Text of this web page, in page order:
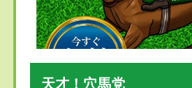
天才！穴馬党